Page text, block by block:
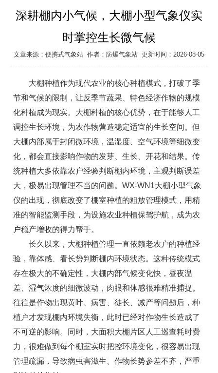
深耕棚内小气候，大棚小型气象仪实
时掌控生长微气候
文章来源： 便携式气象站 作者： 防爆气象站 更新时间：2026-08-05
大棚种植作为现代农业的核心种植模式，打破了季
节和气候的限制，让反季节蔬果、特色经济作物的规模
化种植成为现实。大棚种植的核心优势，在于能够人工
调控生长环境，为农作物营造稳定适宜的生长空间。但
大棚内部属于封闭微环境，温湿度、空气环境等细微变
化，都会直接影响作物的发芽、生长、开花和结果。传
统种植大多依靠农户经验判断棚内环境，主观判断误差
大，极易出现管理不当的问题。WX-WN1大棚小型气象
仪的出现，彻底改变了棚室种植的粗放管理模式，用精
准的智能监测手段，为设施农业种植保驾护航，成为农
户稳产增收的得力帮手。
长久以来，大棚种植管理一直依赖老农户的种植经
验，靠体感、看长势判断棚内环境状态。这种传统模式
存在极大的不确定性，大棚内部气候变化快，昼夜温
差、湿气浓度的细微波动，肉眼和体感很难精准捕捉。
往往是作物出现黄叶、病害、徒长、减产等问题后，种
植户才发现棚内环境失衡，此时已经对作物生长造成了
不可逆的影响。同时，大面积大棚片区人工巡查耗时费
力，很难做到每个棚室实时把控环境变化，很容易出现
管理疏漏，导致病虫害滋生、作物长势参差不齐，严重